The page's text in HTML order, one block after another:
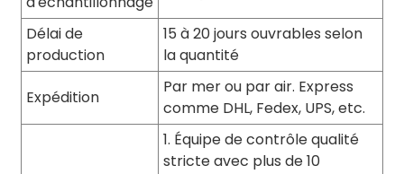
Délai de
production
15 à 20 jours ouvrables selon
la quantité
Expédition
Par mer ou par air. Express
comme DHL, Fedex, UPS, etc.
1. Équipe de contrôle qualité
stricte avec plus de 10